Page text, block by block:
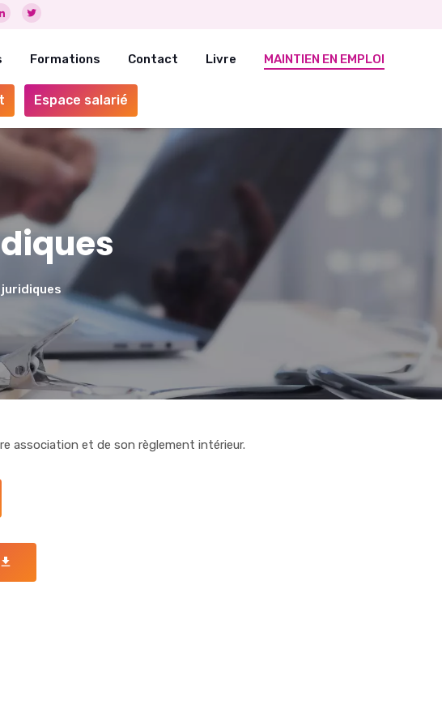
Formations Contact Livre MAINTIEN EN EMPLOI
Espace salarié
association et de son règlement intérieur.